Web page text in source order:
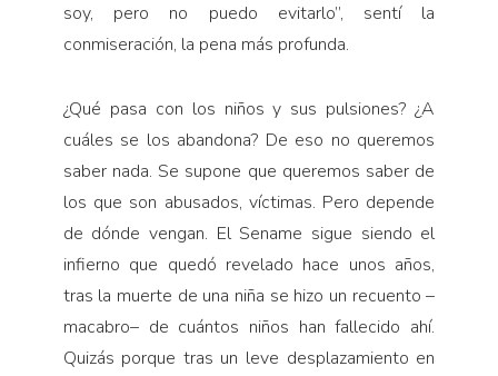
soy, pero no puedo evitarlo”, sentí la
conmiseración, la pena más profunda.
¿Qué pasa con los niños y sus pulsiones? ¿A
cuáles se los aban­dona? De eso no queremos
saber nada. Se supone que queremos saber de
los que son abusados, víctimas. Pero depende
de dónde vengan. El Sename sigue siendo el
infierno que quedó revelado hace unos años,
tras la muerte de una niña se hizo un recuento –
macabro– de cuántos niños han fallecido ahí.
Quizás porque tras un leve desplazamiento en